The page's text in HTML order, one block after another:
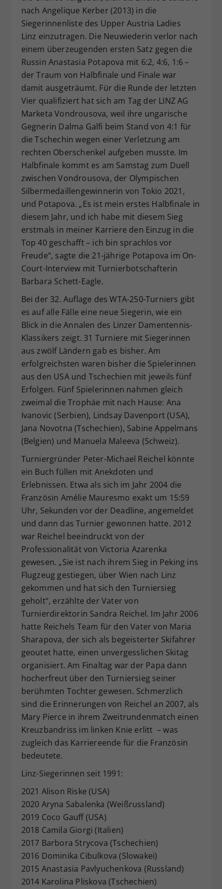
nach Angelique Kerber (2013) in die
Siegerinnenliste des Upper Austria Ladies
Linz einzutragen. Die Neuwiederin verlor nach
einem überzeugenden ersten Satz gegen die
Russin Anastasia Potapova mit 6:2, 4:6, 1:6 –
der Traum von Halbfinale und Finale war
damit ausgeträumt. Für die Runde der letzten
Vier qualifiziert hat sich am Tag der LINZ AG
Marketa Vondrousova, weil ihre ungarische
Gegnerin Dalma Galfi beim Stand von 4:1 für
die Tschechin wegen einer Verletzung am
rechten Oberschenkel aufgeben musste. Im
Halbfinale kommt es am Samstag zum Duell
zwischen Vondrousova, der Olympischen
Silbermedaillengewinnerin von Tokio 2021,
und Potapova. „Es ist mein erstes Halbfinale in
diesem Jahr, und ich habe mit diesem Sieg
erstmals in meiner Karriere den Einzug in die
Top 40 geschafft – ich bin sprachlos vor
Freude“, sagte die 21-jährige Potapova im On-
Court-Interview mit Turnierbotschafterin
Barbara Schett-Eagle.
Bei der 32. Auflage des WTA-250-Turniers gibt
es auf alle Fälle eine neue Siegerin, wie ein
Blick in die Annalen des Linzer Damentennis-
Klassikers zeigt. 31 Turniere mit Siegerinnen
aus zwölf Ländern gab es bisher. Am
erfolgreichsten waren bisher die Spielerinnen
aus den USA und Tschechien mit jeweils fünf
Erfolgen. Fünf Spielerinnen nahmen gleich
zweimal die Trophäe mit nach Hause: Ana
Ivanovic (Serbien), Lindsay Davenport (USA),
Jana Novotna (Tschechien), Sabine Appelmans
(Belgien) und Manuela Maleeva (Schweiz).
Turniergründer Peter-Michael Reichel könnte
ein Buch füllen mit Anekdoten und
Erlebnissen. Etwa als sich im Jahr 2004 die
Französin Amélie Mauresmo exakt um 15:59
Uhr, Sekunden vor der Deadline, angemeldet
und dann das Turnier gewonnen hatte. 2012
war Reichel beeindruckt von der
Professionalität von Victoria Azarenka
gewesen. „Sie ist nach ihrem Sieg in Peking ins
Flugzeug gestiegen, über Wien nach Linz
gekommen und hat sich den Turniersieg
geholt“, erzählte der Vater von
Turnierdirektorin Sandra Reichel. Im Jahr 2006
hatte Reichels Team für den Vater von Maria
Sharapova, der sich als begeisterter Skifahrer
geoutet hatte, einen unvergesslichen Skitag
organisiert. Am Finaltag war der Papa dann
hocherfreut über den Turniersieg seiner
berühmten Tochter gewesen. Schmerzlich
sind die Erinnerungen von Reichel an 2007, als
Mary Pierce in ihrem Zweitrundenmatch einen
Kreuzbandriss im linken Knie erlitt – was
zugleich das Karriereende für die Französin
bedeutete.
Linz-Siegerinnen seit 1991:
2021 Alison Riske (USA)
2020 Aryna Sabalenka (Weißrussland)
2019 Coco Gauff (USA)
2018 Camila Giorgi (Italien)
2017 Barbora Strycova (Tschechien)
2016 Dominika Cibulkova (Slowakei)
2015 Anastasia Pavlyuchenkova (Russland)
2014 Karolina Pliskova (Tschechien)
Zweck
Dieser Wert speichert Ihre Consent-
Einstellungen. Unter anderem eine
zufällig generierte ID, für die
historische Speicherung Ihrer
vorgenommen Einstellungen, falls der
Webseiten-Betreiber dies eingestellt
hat.